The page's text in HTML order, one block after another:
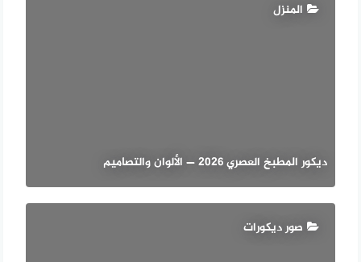
المنزل
ديكور المطبخ العصري 2026 — الألوان والتصاميم
صور ديكورات